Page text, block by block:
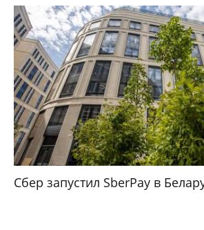
Сбер запустил SberPay в